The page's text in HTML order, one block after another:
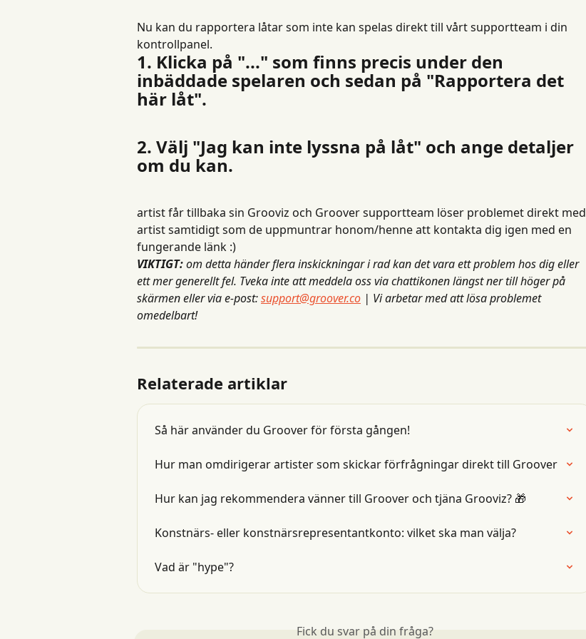
Nu kan du rapportera låtar som inte kan spelas direkt till vårt supportteam i din
kontrollpanel.
1. Klicka på "..." som finns precis under den
inbäddade spelaren och sedan på "Rapportera det
här låt".
2. Välj "Jag kan inte lyssna på låt" och ange detaljer
om du kan.
artist får tillbaka sin Grooviz och Groover supportteam löser problemet direkt med
artist samtidigt som de uppmuntrar honom/henne att kontakta dig igen med en
fungerande länk :)
VIKTIGT:om detta händer flera inskickningar i rad kan det vara ett problem hos dig eller
ett mer generellt fel. Tveka inte att meddela oss via chattikonen längst ner till höger på
skärmen eller via e-post:support@groover.co | Vi arbetar med att lösa problemet
omedelbart!
Relaterade artiklar
Så här använder du Groover för första gången!
Hur man omdirigerar artister som skickar förfrågningar direkt till Groover
Hur kan jag rekommendera vänner till Groover och tjäna Grooviz? 🎁
Konstnärs- eller konstnärsrepresentantkonto: vilket ska man välja?
Vad är "hype"?
Fick du svar på din fråga?